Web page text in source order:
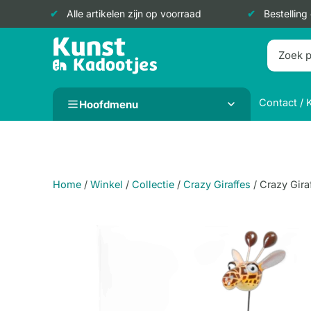
Alle artikelen zijn op voorraad
Doorgaan
Hoofdmenu Contact /
Home / Winkel / Collectie / Crazy Giraffes / Crazy